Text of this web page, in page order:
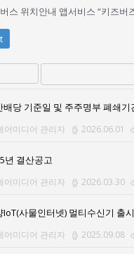
어미디어 관리자 2026.06.01
년 결산공고
어미디어 관리자 2026.03.30
IoT(사물인터넷) 멀티수신기 출시
어미디어 관리자 2025.09.08